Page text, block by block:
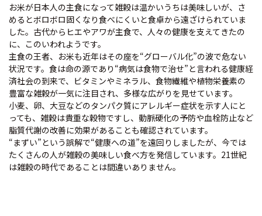
お米が日本人の主食になって雑穀は温かいうちは美味しいが、さ
めるとボロボロ固くなり食べにくいと食卓から遠ざけられていま
した。古代からヒエやアワが主食で、人々の健康を支えてきたの
に、このいわれようです。
主食の王者、お米も近年はその座を“グローバル化”の波で危ない
状況です。食は命の源であり“病気は食物で治せ”と言われる健康経
済社会の到来で、ビタミンやミネラル、食物繊維や植物栄養素の
豊富な雑穀が一気に注目され、多様な広がりを見せています。
小麦、卵、大豆などのタンパク質にアレルギー症状を示す人にと
っても、雑穀は貴重な穀物ですし、動脈硬化の予防や血栓防止など
脂質代謝の改善に効果があることも確認されています。
“まずい”という誤解で“健康への道”を遠回りしましたが、今では
たくさんの人が雑穀の美味しい食べ方を発信しています。21世紀
は雑穀の時代であることは間違いありません。